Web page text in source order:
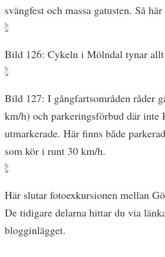
svängfest och massa gatusten. Så
Bild 126: Cykeln i Mölndal tynar
Bild 127: I gångfartsområden råder
km/h) och parkeringsförbud där inte
utmarkerade. Här finns både
som kör i runt 30 km/h.
Här slutar fotoexkursionen mellan
De tidigare delarna hittar du via
blogginlägget.